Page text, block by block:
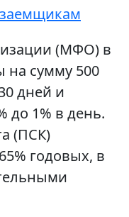
(МФО) в
на сумму 500
дней и
до 1% в день.
(ПСК)
годовых, в